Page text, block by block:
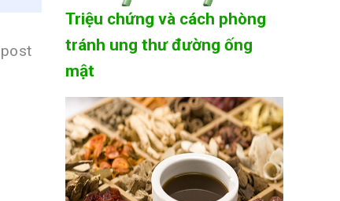
Triệu chứng và cách phòng
tránh ung thư đường ống
mật